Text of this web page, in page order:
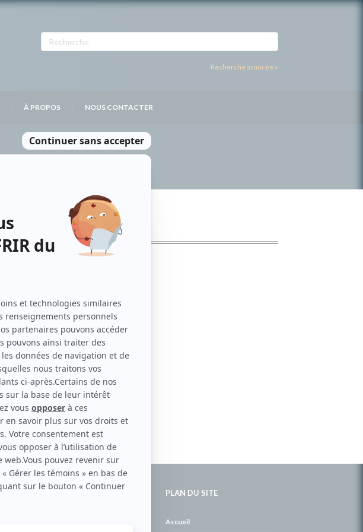
Recherche avancée »
À PROPOS NOUS CONTACTER
)
Labelle)
)
vie de Mère
parfois «l’encyclopédie de
régulièrement
PLAN DU SITE
Accueil